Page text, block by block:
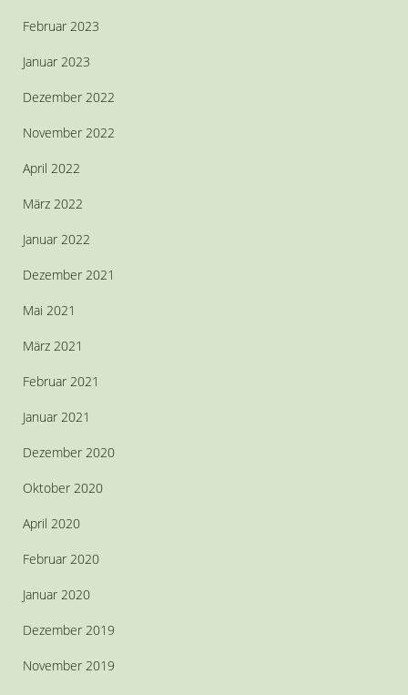
Februar 2023
Januar 2023
Dezember 2022
November 2022
April 2022
März 2022
Januar 2022
Dezember 2021
Mai 2021
März 2021
Februar 2021
Januar 2021
Dezember 2020
Oktober 2020
April 2020
Februar 2020
Januar 2020
Dezember 2019
November 2019